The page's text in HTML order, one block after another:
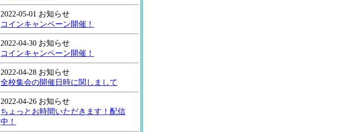
2022-05-01 お知らせ
コインキャンペーン開催！
2022-04-30 お知らせ
コインキャンペーン開催！
2022-04-28 お知らせ
全校集会の開催日時に関しまして
2022-04-26 お知らせ
ちょっとお時間いただきます！配信
中！